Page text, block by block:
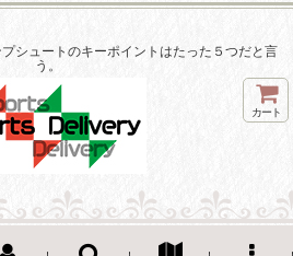
シュートのキーポイントはたった５つだと言
う。
カート